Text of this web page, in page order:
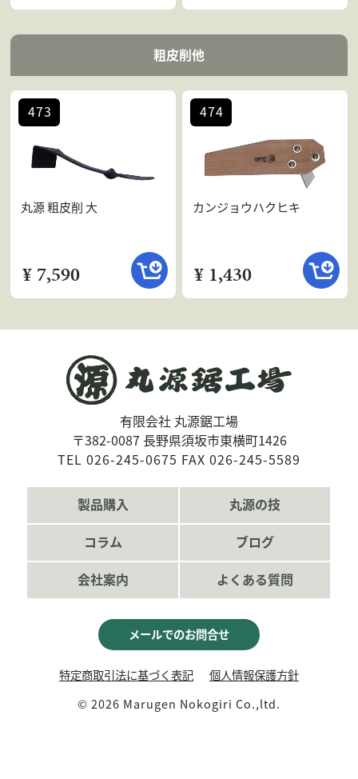
粗皮削他
丸源 粗皮削 大
¥ 7,590
473
カンジョウハクヒキ
¥ 1,430
474
有限会社 丸源鋸工場
〒382-0087 長野県須坂市東横町1426
TEL 026-245-0675 FAX 026-245-5589
製品購入
丸源の技
コラム
ブログ
会社案内
よくある質問
メールでのお問合せ
特定商取引法に基づく表記
個人情報保護方針
© 2026 Marugen Nokogiri Co.,ltd.